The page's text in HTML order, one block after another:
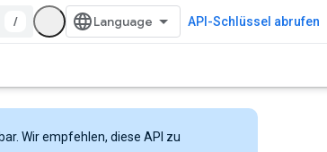
/ API-Schlüssel abrufen
Wir empfehlen, diese API zu